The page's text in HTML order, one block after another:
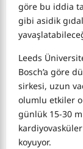
göre bu iddia
gibi asidik
Leeds
Bosch’a göre
sirkesi, uzun
olumlu etkiler
günlük 15-30
koyuyor.